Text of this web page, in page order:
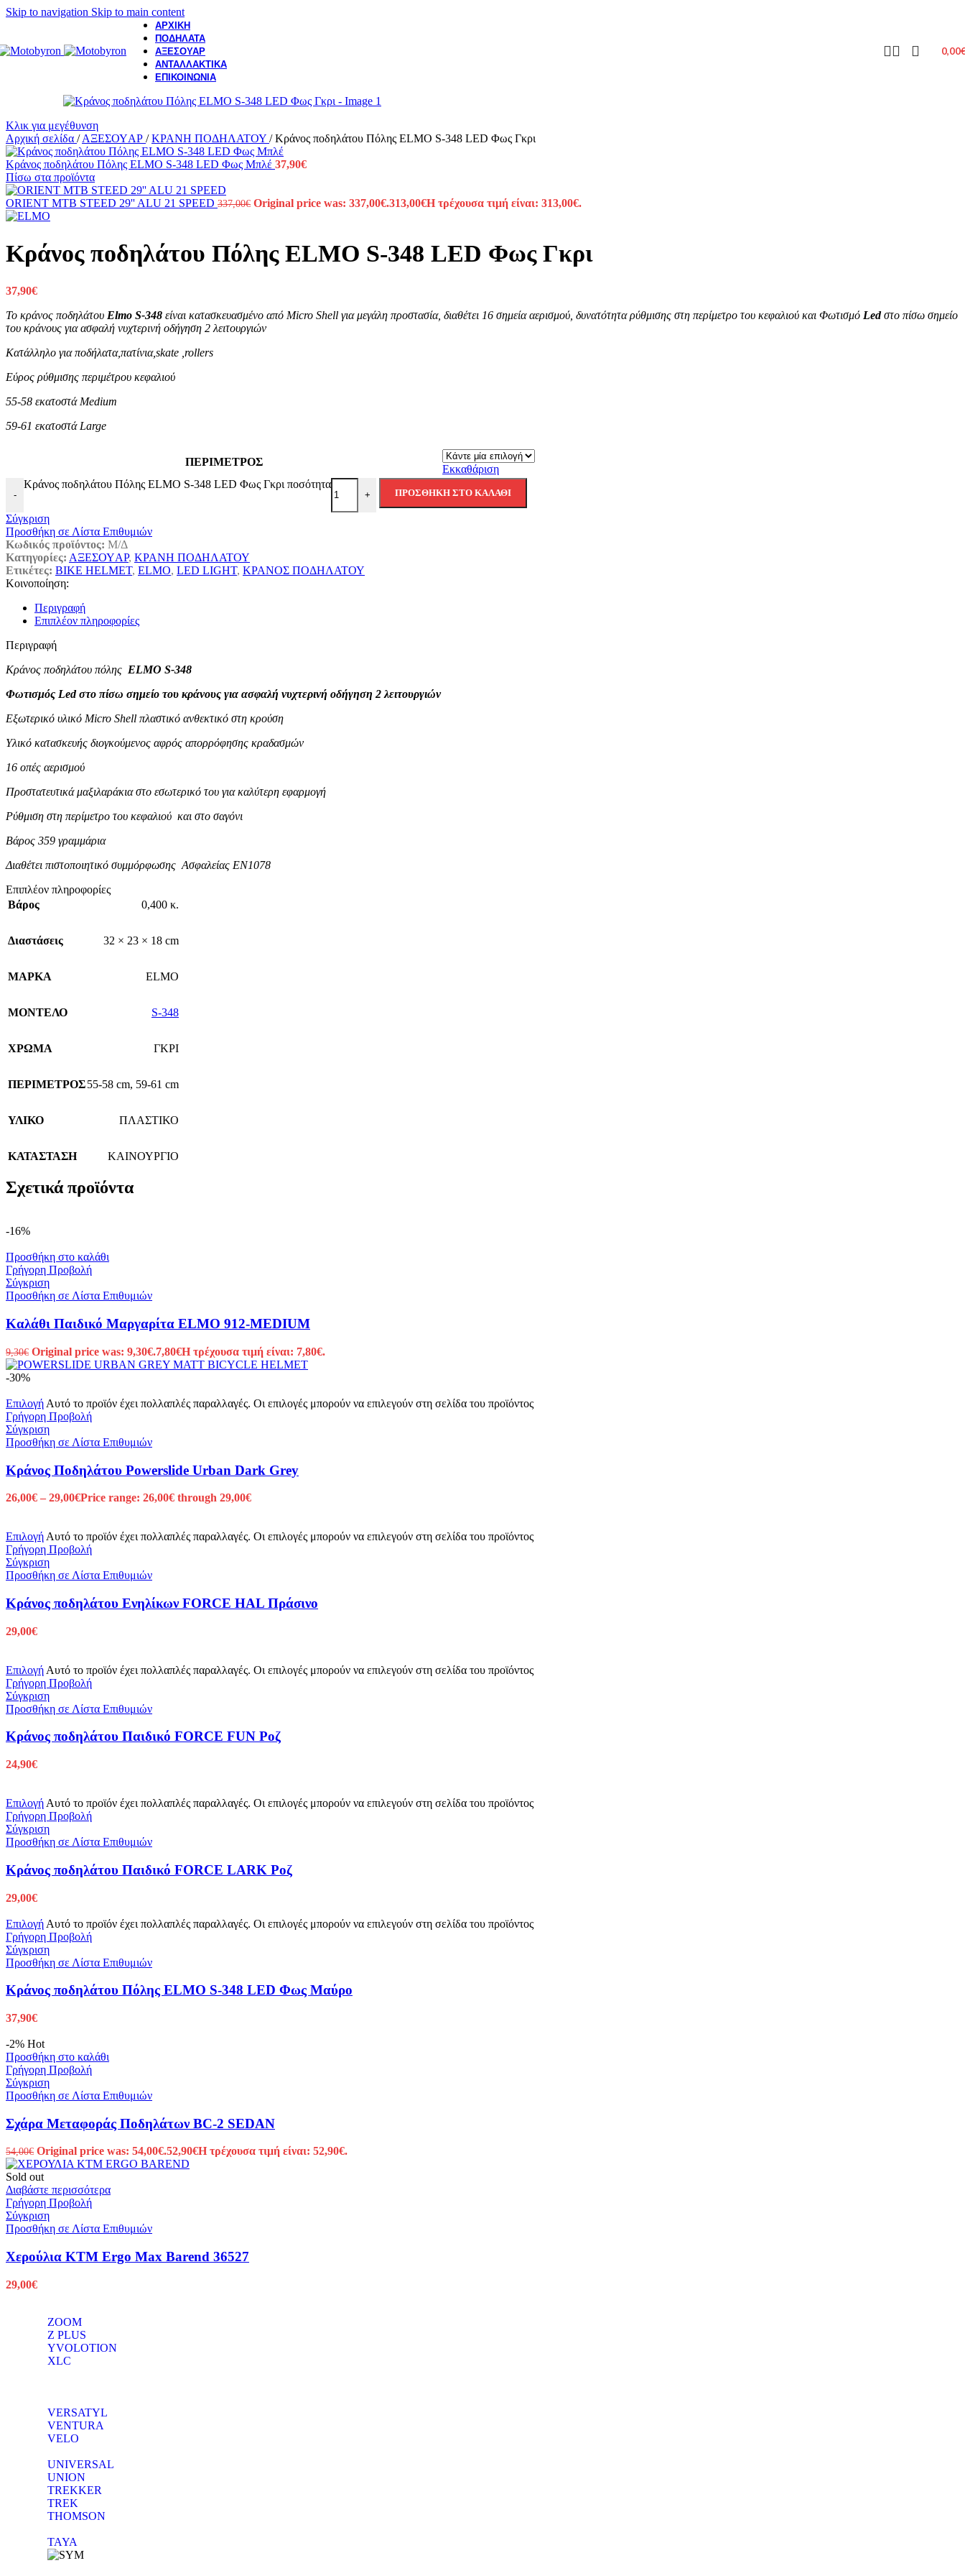
Skip to navigation Skip to main content
ΑΡΧΙΚΗ
ΠΟΔΗΛΑΤΑ
ΑΞΕΣΟΥΑΡ
ΑΝΤΑΛΛΑΚΤΙΚΑ
ΕΠΙΚΟΙΝΩΝΙΑ
0,00
Κλικ για μεγέθυνση
Αρχική σελίδα / ΑΞΕΣΟΥAΡ / ΚΡΑΝΗ ΠΟΔΗΛΑΤΟΥ / Κράνος ποδηλάτου Πόλης ELMO S-348 LED Φως Γκρι
Κράνος ποδηλάτου Πόλης ELMO S-348 LED Φως Μπλέ 37,90€
Πίσω στα προϊόντα
ORIENT MTB STEED 29'' ALU 21 SPEED 337,00€ Original price was: 337,00€.313,00€Η τρέχουσα τιμή είναι: 313,00€.
Κράνος ποδηλάτου Πόλης ELMO S-348 LED Φως Γκρι
37,90€
Το κράνος ποδηλάτου Elmo S-348 είναι κατασκευασμένο από Micro Shell για μεγάλη προστασία, διαθέτει 16 σημεία αερισμού, δυνατότητα ρύθμισης στη περίμετρο του κεφαλιού και Φωτισμό Ledστο πίσω σημείο
του κράνους για ασφαλή νυχτερινή οδήγηση 2 λειτουργιών
Κατάλληλο για ποδήλατα,πατίνια,skate ,rollers
Εύρος ρύθμισης περιμέτρου κεφαλιού
55-58 εκατοστά Medium
59-61 εκατοστά Large
ΠΕΡΙΜΕΤΡΟΣ
Εκκαθάριση
-
Κράνος ποδηλάτου Πόλης ELMO S-348 LED Φως Γκρι ποσότητα
+ ΠΡΟΣΘΉΚΗ ΣΤΟ ΚΑΛΆΘΙ
Σύγκριση
Προσθήκη σε Λίστα Επιθυμιών
Κωδικός προϊόντος: Μ/Δ
Κατηγορίες: ΑΞΕΣΟΥAΡ, ΚΡΑΝΗ ΠΟΔΗΛΑΤΟΥ
Ετικέτες: BIKE HELMET, ELMO, LED LIGHT, ΚΡΑΝΟΣ ΠΟΔΗΛΑΤΟΥ
Κοινοποίηση:
Περιγραφή
Επιπλέον πληροφορίες
Περιγραφή
Κράνος ποδηλάτου πόλης ELMO S-348
Φωτισμός Led στο πίσω σημείο του κράνους για ασφαλή νυχτερινή οδήγηση 2 λειτουργιών
Εξωτερικό υλικό Micro Shell πλαστικό ανθεκτικό στη κρούση
Υλικό κατασκευής διογκούμενος αφρός απορρόφησης κραδασμών
16 οπές αερισμού
Προστατευτικά μαξιλαράκια στο εσωτερικό του για καλύτερη εφαρμογή
Ρύθμιση στη περίμετρο του κεφαλιού και στο σαγόνι
Βάρος 359 γραμμάρια
Διαθέτει πιστοποιητικό συμμόρφωσης Ασφαλείας EN1078
Επιπλέον πληροφορίες
Βάρος
0,400 κ.
Διαστάσεις 32 × 23 × 18 cm
ΜΑΡΚΑ ELMO
ΜΟΝΤΕΛΟ S-348
ΧΡΩΜΑ ΓΚΡΙ
ΠΕΡΙΜΕΤΡΟΣ55-58 cm, 59-61 cm
ΥΛΙΚΟ ΠΛΑΣΤΙΚΟ
ΚΑΤΑΣΤΑΣΗ ΚΑΙΝΟΥΡΓΙΟ
Σχετικά προϊόντα
-16%
Προσθήκη στο καλάθι
Γρήγορη Προβολή
Σύγκριση
Προσθήκη σε Λίστα Επιθυμιών
Καλάθι Παιδικό Μαργαρίτα ELMO 912-MEDIUM
9,30€ Original price was: 9,30€.7,80€Η τρέχουσα τιμή είναι: 7,80€.
-30%
Επιλογή Αυτό το προϊόν έχει πολλαπλές παραλλαγές. Οι επιλογές μπορούν να επιλεγούν στη σελίδα του προϊόντος
Γρήγορη Προβολή
Σύγκριση
Προσθήκη σε Λίστα Επιθυμιών
Κράνος Ποδηλάτου Powerslide Urban Dark Grey
26,00€ – 29,00€Price range: 26,00€ through 29,00€
Επιλογή Αυτό το προϊόν έχει πολλαπλές παραλλαγές. Οι επιλογές μπορούν να επιλεγούν στη σελίδα του προϊόντος
Γρήγορη Προβολή
Σύγκριση
Προσθήκη σε Λίστα Επιθυμιών
Κράνος ποδηλάτου Ενηλίκων FORCE HAL Πράσινο
29,00€
Επιλογή Αυτό το προϊόν έχει πολλαπλές παραλλαγές. Οι επιλογές μπορούν να επιλεγούν στη σελίδα του προϊόντος
Γρήγορη Προβολή
Σύγκριση
Προσθήκη σε Λίστα Επιθυμιών
Κράνος ποδηλάτου Παιδικό FORCE FUN Ροζ
24,90€
Επιλογή Αυτό το προϊόν έχει πολλαπλές παραλλαγές. Οι επιλογές μπορούν να επιλεγούν στη σελίδα του προϊόντος
Γρήγορη Προβολή
Σύγκριση
Προσθήκη σε Λίστα Επιθυμιών
Κράνος ποδηλάτου Παιδικό FORCE LARK Ροζ
29,00€
Επιλογή Αυτό το προϊόν έχει πολλαπλές παραλλαγές. Οι επιλογές μπορούν να επιλεγούν στη σελίδα του προϊόντος
Γρήγορη Προβολή
Σύγκριση
Προσθήκη σε Λίστα Επιθυμιών
Κράνος ποδηλάτου Πόλης ELMO S-348 LED Φως Μαύρο
37,90€
-2% Hot
Προσθήκη στο καλάθι
Γρήγορη Προβολή
Σύγκριση
Προσθήκη σε Λίστα Επιθυμιών
Σχάρα Μεταφοράς Ποδηλάτων BC-2 SEDAN
54,00€ Original price was: 54,00€.52,90€Η τρέχουσα τιμή είναι: 52,90€.
Sold out
Διαβάστε περισσότερα
Γρήγορη Προβολή
Σύγκριση
Προσθήκη σε Λίστα Επιθυμιών
Χερούλια KTM Ergo Max Barend 36527
29,00€
ZOOM
Z PLUS
YVOLOTION
XLC
VERSATYL
VENTURA
VELO
UNIVERSAL
UNION
TREKKER
TREK
THOMSON
TAYA